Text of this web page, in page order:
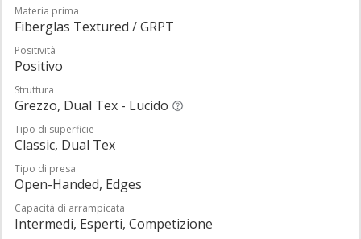
Materia prima
Fiberglas Textured / GRPT
Positività
Positivo
Struttura
Grezzo, Dual Tex - Lucido
Tipo di superficie
Classic, Dual Tex
Tipo di presa
Open-Handed, Edges
Capacità di arrampicata
Intermedi, Esperti, Competizione